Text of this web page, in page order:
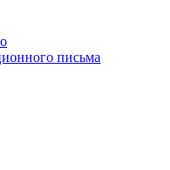
письма